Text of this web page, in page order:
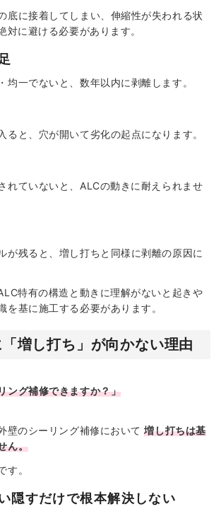
底に接着してしまい、伸縮性が失われる状
対に避ける必要があります。
均一でないと、数年以内に剥離します。
ると、穴が開いて劣化の起点になります。
れていないと、ALCの動きに耐えられませ
が残ると、増し打ちと同様に剥離の原因に
特有の構造と動きに理解がないと起きや
を基に施工する必要があります。
増し打ち」が向かない理由
ング補修できますか？」
壁のシーリング補修において増し打ちは基
ん。
す。
隠すだけで根本解決しない